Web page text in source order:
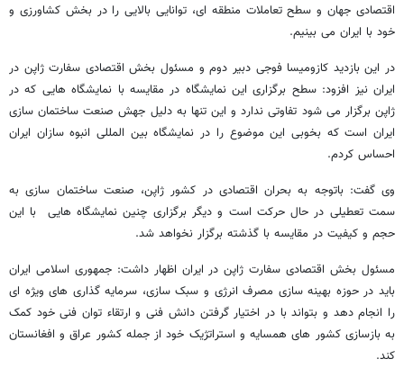
اقتصادی جهان و سطح تعاملات منطقه ای، توانایی بالایی را در بخش کشاورزی و
خود با ایران می بینیم.
در این بازدید کازومیسا فوجی دبیر دوم و مسئول بخش اقتصادی سفارت ژاپن در
ایران نیز افزود: سطح برگزاری این نمایشگاه در مقایسه با نمایشگاه هایی که در
ژاپن برگزار می شود تفاوتی ندارد و این تنها به دلیل جهش صنعت ساختمان سازی
ایران است که بخوبی این موضوع را در نمایشگاه بین المللی انبوه سازان ایران
احساس کردم.
وی گفت: باتوجه به بحران اقتصادی در کشور ژاپن، صنعت ساختمان سازی به
سمت تعطیلی در حال حرکت است و دیگر برگزاری چنین نمایشگاه هایی با این
حجم و کیفیت در مقایسه با گذشته برگزار نخواهد شد.
مسئول بخش اقتصادی سفارت ژاپن در ایران اظهار داشت: جمهوری اسلامی ایران
باید در حوزه بهینه سازی مصرف انرژی و سبک سازی، سرمایه گذاری های ویژه ای
را انجام دهد و بتواند با در اختیار گرفتن دانش فنی و ارتقاء توان فنی خود کمک
به بازسازی کشور های همسایه و استراتژیک خود از جمله کشور عراق و افغانستان
کند.